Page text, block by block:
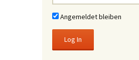
Angemeldet bleiben